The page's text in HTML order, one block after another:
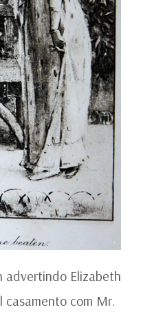
advertindo Elizabeth
casamento com Mr.